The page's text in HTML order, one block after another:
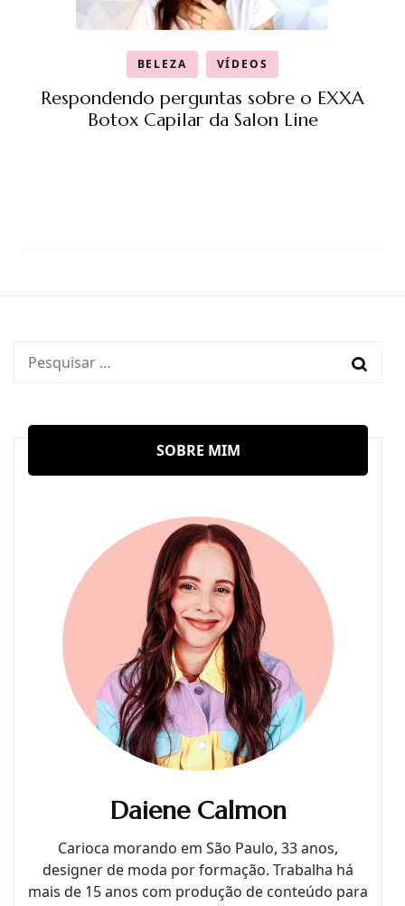
BELEZA VÍDEOS
Respondendo perguntas sobre o EXXA
Botox Capilar da Salon Line
Pesquisar
SOBRE MIM
Daiene Calmon
Carioca morando em São Paulo, 33 anos,
designer de moda por formação. Trabalha há
mais de 15 anos com produção de conteúdo para